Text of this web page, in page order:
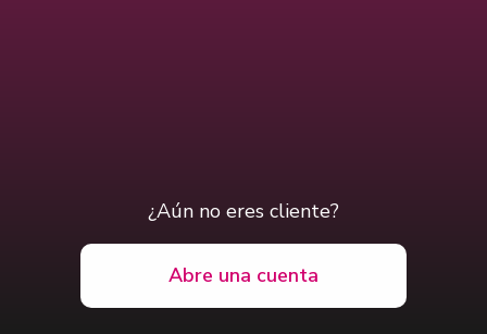
¿Aún no eres cliente?
Abre una cuenta